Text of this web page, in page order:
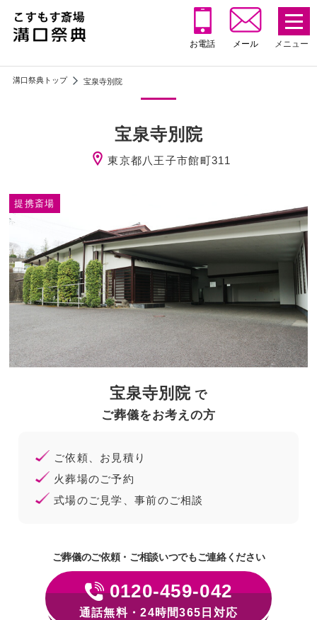
お電話 メール
溝口祭典トップ 宝泉寺別院
宝泉寺別院
東京都八王子市館町311
提携斎場
宝泉寺別院 で
ご葬儀をお考えの⽅
ご依頼、お⾒積り
⽕葬場のご予約
式場のご⾒学、事前のご相談
ご葬儀のご依頼・ご相談いつでもご連絡ください
0120-459-042
通話無料・24時間365日対応